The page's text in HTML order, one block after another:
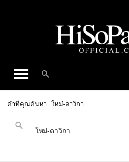
คำที่คุณค้นหา : ใหม่-ดาวิกา